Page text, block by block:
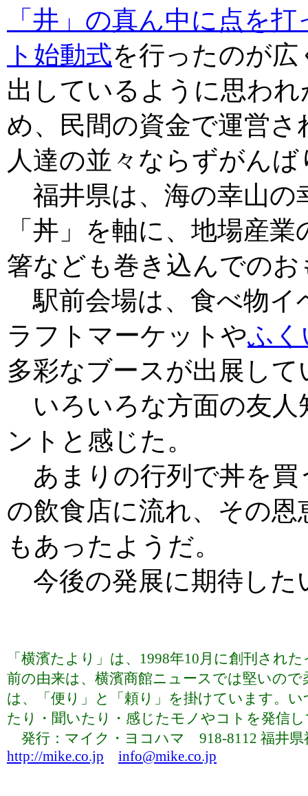
「井」の真ん中に点を
ト始動式を行ったのが
出しているように思わ
め、民間の資金で運営
人達の並々ならずがん
福井県は、海の幸山の
「丼」を軸に、地場産
箸なども巻き込んでの
駅前会場は、食べ物イ
ラフトマーケットやふく
多彩なブースが出展して
いろいろな方面の友人
ントと感じた。
あまりの行列で丼を買
の飲食店に流れ、その
もあったようだ。
今後の発展に期待した
「横濱たより」は、1998年10月に創刊され
前の由来は、横濱商館ニュースでは堅いの
は、「便り」と「頼り」を掛けています。
たり・聞いたり・感じたモノやコトを発信
発行：マイク・ヨコハマ 918-8112 福井
http://mike.co.jp
info@mike.co.jp